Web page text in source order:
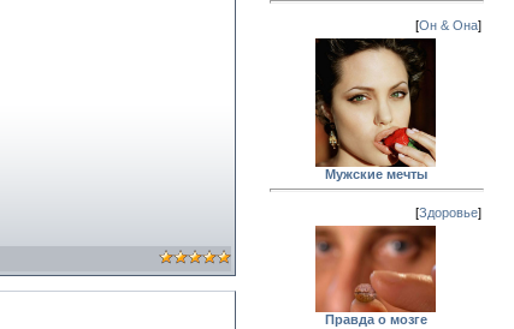
[Он & Она]
Мужские мечты
[Здоровье]
Правда о мозге